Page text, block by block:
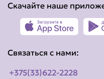
Скачайте наше
Связаться с нами:
+375(33)622-2228